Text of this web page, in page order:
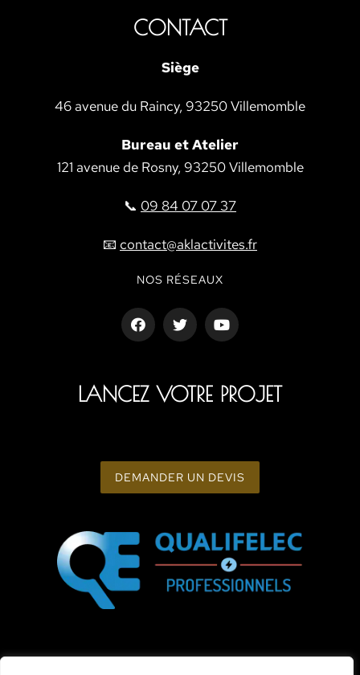
CONTACT
Siège
46 avenue du Raincy, 93250 Villemomble
Bureau et Atelier
121 avenue de Rosny, 93250 Villemomble
📞 09 84 07 07 37
📧 contact@aklactivites.fr
NOS RÉSEAUX
LANCEZ VOTRE PROJET
DEMANDER UN DEVIS